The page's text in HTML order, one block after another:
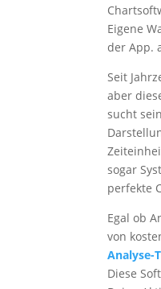
Eigene
der App.
Seit
aber
sucht
sogar
perfekte
Egal ob
von
Analyse-
Diese